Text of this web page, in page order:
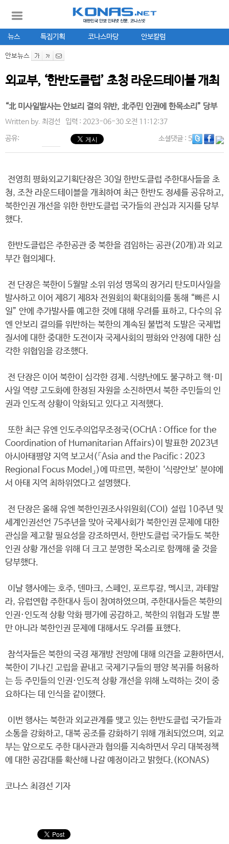
뉴스 특집기획 코나스마당 안보칼럼
안보뉴스
외교부, ‘한반도클럽’ 초청 라운드테이블 개최
“北 미사일발사는 안보리 결의 위반, 北주민 인권에 한목소리” 당부
Written by. 최경선 입력 : 2023-06-30 오전 11:12:37
공유: 소셜댓글: 5
전영희 평화외교기획단장은 30일 한반도클럽 주한대사들을 초
청, 조찬 라운드테이블을 개최하여 최근 한반도 정세를 공유하고,
북한인권 개선을 위한 한반도클럽 국가들의 관심과 지지를 당부
했다.
한반도클럽은 주한공관 중 북한을 겸임하는 공관(20개)과 외교
부간 협의체다.
전 단장은 북한이 5월말 소위 위성 명목의 장거리 탄도미사일을
발사하고 이어 제8기 제8차 전원회의 확대회의를 통해 “빠른 시
일” 안에 추가발사를 예고한 것에 대해 우려를 표하고, 다수의 유
엔 안보리 결의를 위반하는 북한의 계속된 불법적 도발은 국제법
질서에 대한 중대한 도전이자 국제사회의 평화와 안정에 대한 심
각한 위협임을 강조했다.
전 단장은 이어 북한이 심각한 경제․식량난에도 불구하고 핵·미
사일 역량 고도화에 한정된 자원을 소진하면서 북한 주민들의 인
권과 인도적 상황이 악화되고 있다고 지적했다.
또한 최근 유엔 인도주의업무조정국(OCHA : Office for the
Coordination of Humanitarian Affairs)이 발표한 2023년
아시아태평양 지역 보고서(「Asia and the Pacific : 2023
Regional Focus Model」)에 따르면, 북한이 ‘식량안보’ 분야에
서 아태 지역 최하위였다고 설명했다.
전 단장은 올해 유엔 북한인권조사위원회(COI) 설립 10주년 및
세계인권선언 75주년을 맞아 국제사회가 북한인권 문제에 대한
관심을 제고할 필요성을 강조하면서, 한반도클럽 국가들도 북한
인권 상황 개선을 위해 더 크고 분명한 목소리로 함께해 줄 것을
당부했다.
이날 행사에는 호주, 덴마크, 스페인, 포르투갈, 멕시코, 과테말
라, 유럽연합 주한대사 등이 참여하였으며, 주한대사들은 북한의
인권·인도적 상황 악화 평가에 공감하고, 북한의 위협과 도발 뿐
만 아니라 북한인권 문제에 대해서도 우려를 표했다.
참석자들은 북한의 국경 재개방 전망에 대해 의견을 교환하면서,
북한이 기나긴 고립을 끝내고 국제기구들의 평양 복귀를 허용하
는 등 주민들의 인권·인도적 상황 개선을 위해 노력하는 것이 중
요하다는 데 인식을 같이했다.
이번 행사는 북한과 외교관계를 맺고 있는 한반도클럽 국가들과
소통을 강화하고, 대북 공조를 강화하기 위해 개최되었으며, 외교
부는 앞으로도 주한 대사관과 협의를 지속하면서 우리 대북정책
에 대한 공감대를 확산해 나갈 예정이라고 밝혔다.(KONAS)
코나스 최경선 기자